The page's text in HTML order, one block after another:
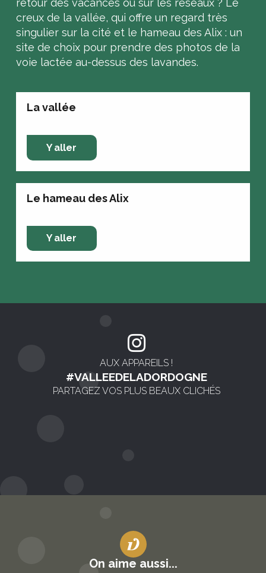
retour des vacances ou sur les réseaux ? Le
creux de la vallée, qui offre un regard très
singulier sur la cité et le hameau des Alix : un
site de choix pour prendre des photos de la
voie lactée au-dessus des lavandes.
La vallée
Y aller
Le hameau des Alix
Y aller
AUX APPAREILS !
#VALLEEDELADORDOGNE
PARTAGEZ VOS PLUS BEAUX CLICHÉS
On aime aussi...